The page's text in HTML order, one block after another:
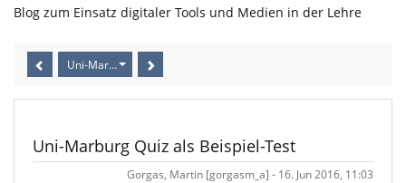
Blog zum Einsatz digitaler Tools und Medien in der Lehre
Uni-Marburg Quiz als Beispiel-Test
Uni-Marburg Quiz als Beispiel-Test
Gorgas, Martin [gorgasm_a] - 16. Jun 2016, 11:03